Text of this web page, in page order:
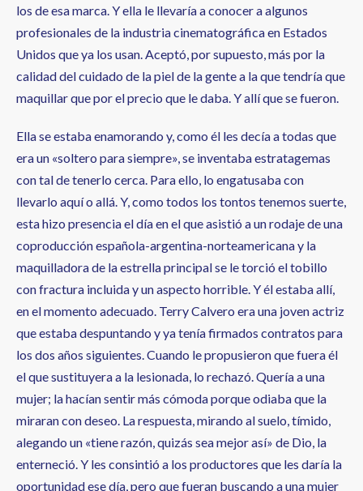
los de esa marca. Y ella le llevaría a conocer a algunos
profesionales de la industria cinematográfica en Estados
Unidos que ya los usan. Aceptó, por supuesto, más por la
calidad del cuidado de la piel de la gente a la que tendría que
maquillar que por el precio que le daba. Y allí que se fueron.
Ella se estaba enamorando y, como él les decía a todas que
era un «soltero para siempre», se inventaba estratagemas
con tal de tenerlo cerca. Para ello, lo engatusaba con
llevarlo aquí o allá. Y, como todos los tontos tenemos suerte,
esta hizo presencia el día en el que asistió a un rodaje de una
coproducción española-argentina-norteamericana y la
maquilladora de la estrella principal se le torció el tobillo
con fractura incluida y un aspecto horrible. Y él estaba allí,
en el momento adecuado. Terry Calvero era una joven actriz
que estaba despuntando y ya tenía firmados contratos para
los dos años siguientes. Cuando le propusieron que fuera él
el que sustituyera a la lesionada, lo rechazó. Quería a una
mujer; la hacían sentir más cómoda porque odiaba que la
miraran con deseo. La respuesta, mirando al suelo, tímido,
alegando un «tiene razón, quizás sea mejor así» de Dio, la
enterneció. Y les consintió a los productores que les daría la
oportunidad ese día, pero que fueran buscando a una mujer